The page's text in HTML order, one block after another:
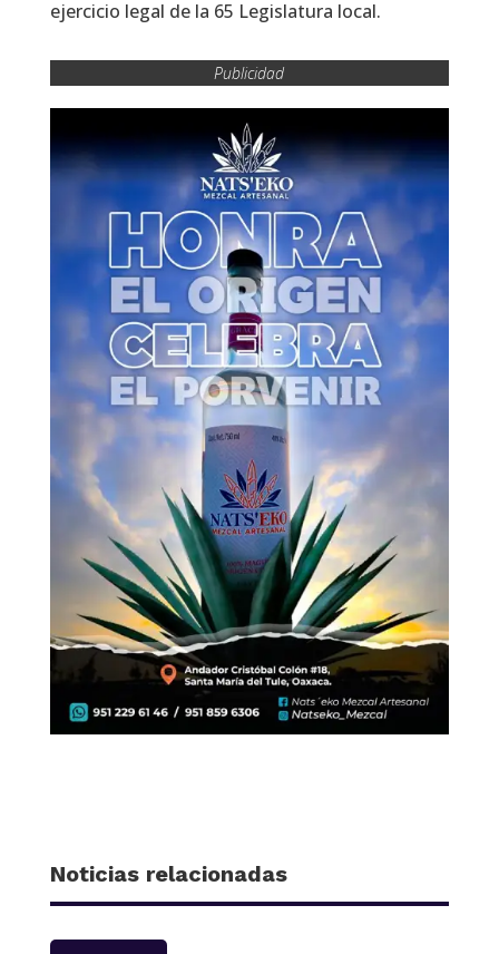
ejercicio legal de la 65 Legislatura local.
Publicidad
Noticias relacionadas